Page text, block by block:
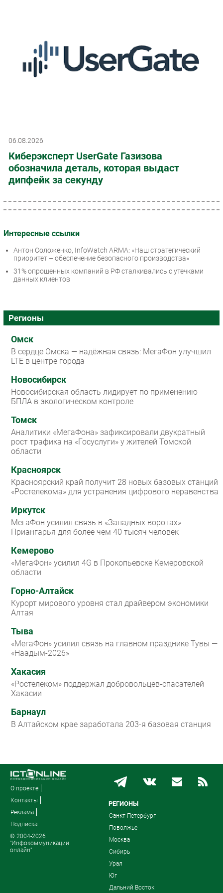
06.08.2026
Киберэксперт UserGate Газизова
обозначила деталь, которая выдаст
дипфейк за секунду
Интересные ссылки
Антон Соложенко, InfoWatch ARMA: «Наш стратегический
приоритет – обеспечение безопасного производства»
31% опрошенных компаний в РФ сталкивались с утечками
данных клиентов
Регионы
Омск
В сердце Омска — надёжная связь: МегаФон улучшил
LTE в центре города
Новосибирск
Новосибирская область лидирует по применению
БПЛА в экологическом контроле
Томск
Аналитики «МегаФона» зафиксировали двукратный
рост трафика на «Госуслуги» у жителей Томской
области
Красноярск
Красноярский край получит 28 новых базовых станций
«Ростелекома» для устранения цифрового неравенства
Иркутск
МегаФон усилил связь в «Западных воротах»
Приангарья для более чем 40 тысяч человек
Кемерово
«МегаФон» усилил 4G в Прокопьевске Кемеровской
области
Горно-Алтайск
Курорт мирового уровня стал драйвером экономики
Алтая
Тыва
«МегаФон» усилил связь на главном празднике Тувы —
«Наадым-2026»
Хакасия
«Ростелеком» поддержал добровольцев-спасателей
Хакасии
Барнаул
В Алтайском крае заработала 203-я базовая станция
О проекте
Контакты
Реклама
Подписка
© 2004-2026
"Инфокоммуникации
онлайн"
РЕГИОНЫ
Санкт-Петербург
Поволжье
Москва
Сибирь
Урал
Юг
Дальний Восток